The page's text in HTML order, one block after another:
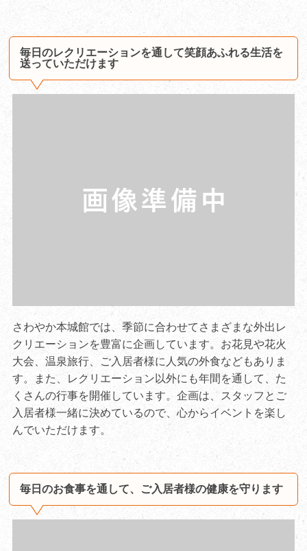
毎日のレクリエーションを通して笑顔あふれる生活を
送っていただけます
さわやか本城館では、季節に合わせてさまざまな外出レ
クリエーションを豊富に企画しています。お花見や花火
大会、温泉旅行、ご入居者様に人気の外食などもありま
す。また、レクリエーション以外にも年間を通して、た
くさんの行事を開催しています。企画は、スタッフとご
入居者様一緒に決めているので、心からイベントを楽し
んでいただけます。
毎日のお食事を通して、ご入居者様の健康を守ります